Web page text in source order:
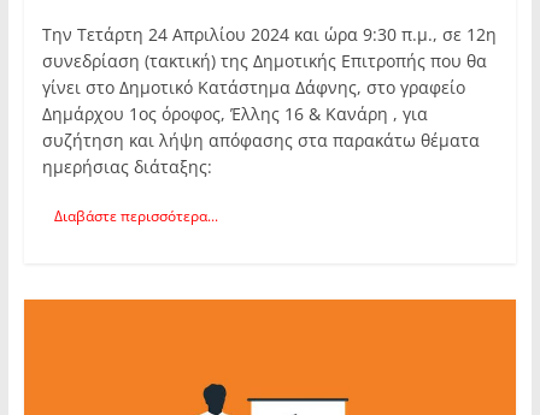
Την Τετάρτη 24 Απριλίου 2024 και ώρα 9:30 π.μ., σε 12η
συνεδρίαση (τακτική) της Δημοτικής Επιτροπής που θα
γίνει στο Δημοτικό Κατάστημα Δάφνης, στο γραφείο
Δημάρχου 1ος όροφος, Έλλης 16 & Κανάρη , για
συζήτηση και λήψη απόφασης στα παρακάτω θέματα
ημερήσιας διάταξης:
Διαβάστε περισσότερα...